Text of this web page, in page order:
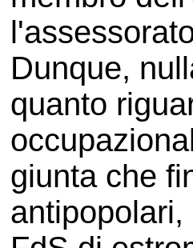
Dunque,
quanto
giunta che